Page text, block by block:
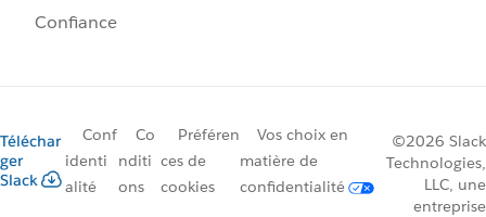
Confiance
Téléchar
ger
Slack
Conf
identi
alité
Co
nditi
ons
Préféren
ces de
cookies
Vos choix en
matière de
confidentialité
©2026 Slack
Technologies,
LLC, une
entreprise